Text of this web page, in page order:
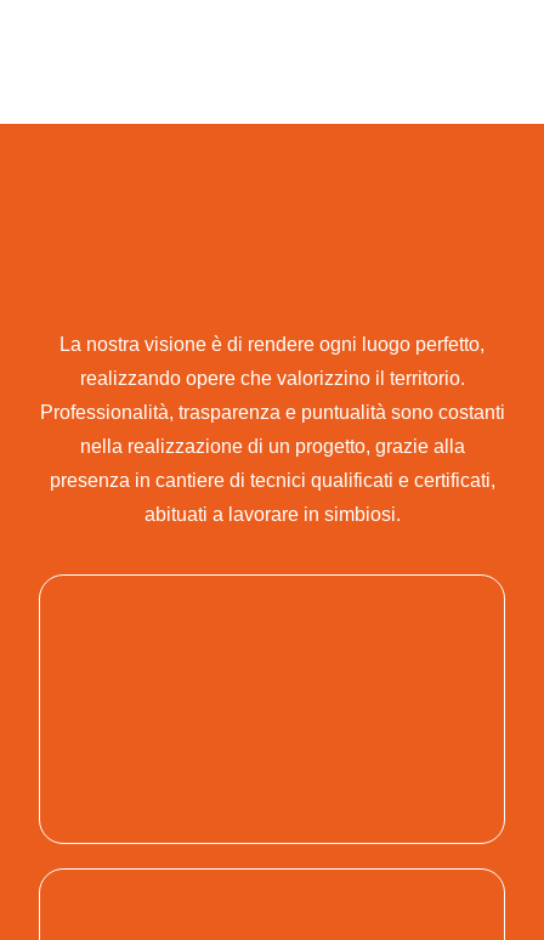
La nostra visione è di rendere ogni luogo perfetto,
realizzando opere che valorizzino il territorio.
Professionalità, trasparenza e puntualità sono costanti
nella realizzazione di un progetto, grazie alla
presenza in cantiere di tecnici qualificati e certificati,
abituati a lavorare in simbiosi.